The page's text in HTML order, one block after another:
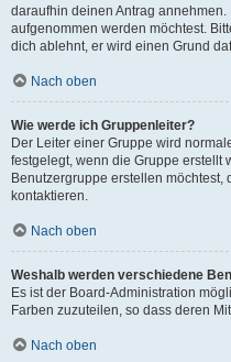
daraufhin deinen Antrag
aufgenommen werden möchtest.
dich ablehnt, er wird einen Grund
Nach oben
Wie werde ich Gruppenleiter?
Der Leiter einer Gruppe wird
festgelegt, wenn die Gruppe erstellt
Benutzergruppe erstellen
kontaktieren.
Nach oben
Weshalb werden verschiedene
Es ist der Board-Administration
Farben zuzuteilen, so dass deren
Nach oben